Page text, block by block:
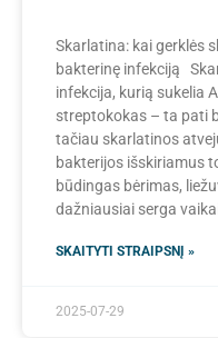
Skarlatina: kai gerklės
bakterinę infekciją
infekcija, kurią sukelia
streptokokas – ta pati
tačiau skarlatinos
bakterijos išskiriamus
būdingas bėrimas,
dažniausiai serga
SKAITYTI STRAIPSNĮ »
2025-07-29